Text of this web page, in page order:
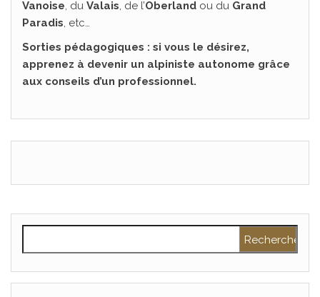
Vanoise, du Valais, de l’Oberland ou du Grand
Paradis, etc…
Sorties pédagogiques : si vous le désirez,
apprenez à devenir un alpiniste autonome grâce
aux conseils d’un professionnel.